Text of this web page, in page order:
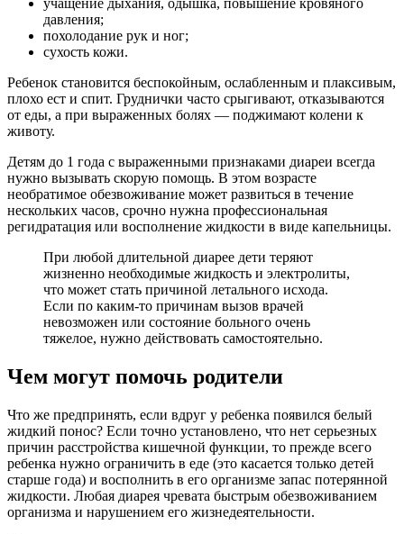
учащение дыхания, одышка, повышение кровяного
давления;
похолодание рук и ног;
сухость кожи.
Ребенок становится беспокойным, ослабленным и плаксивым,
плохо ест и спит. Груднички часто срыгивают, отказываются
от еды, а при выраженных болях — поджимают колени к
животу.
Детям до 1 года с выраженными признаками диареи всегда
нужно вызывать скорую помощь. В этом возрасте
необратимое обезвоживание может развиться в течение
нескольких часов, срочно нужна профессиональная
регидратация или восполнение жидкости в виде капельницы.
При любой длительной диарее дети теряют
жизненно необходимые жидкость и электролиты,
что может стать причиной летального исхода.
Если по каким-то причинам вызов врачей
невозможен или состояние больного очень
тяжелое, нужно действовать самостоятельно.
Чем могут помочь родители
Что же предпринять, если вдруг у ребенка появился белый
жидкий понос? Если точно установлено, что нет серьезных
причин расстройства кишечной функции, то прежде всего
ребенка нужно ограничить в еде (это касается только детей
старше года) и восполнить в его организме запас потерянной
жидкости. Любая диарея чревата быстрым обезвоживанием
организма и нарушением его жизнедеятельности.